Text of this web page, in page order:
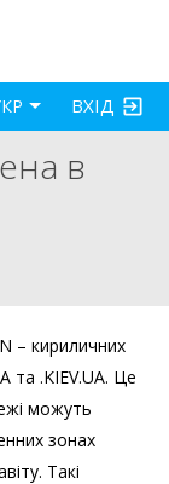
ВХІД
в
– кириличних
та .KIEV.UA. Це
можуть
зонах
Такі